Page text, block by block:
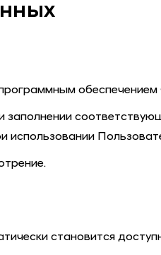
заполнении
использовании
становится